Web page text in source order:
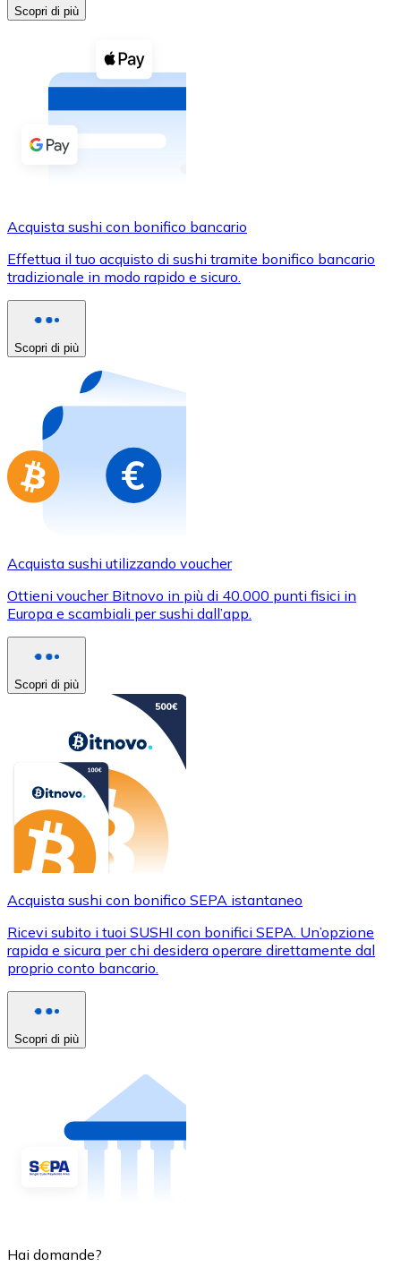
Vedi tutto
Buoni cripto
Acquista criptovalute in contanti e altri mezzi di
Acquista con contanti
Bonifico SEPA
Usa le carte Visa e Mastercard per acquistare
Acquista con carta
Acquista gift card dei tuoi marchi preferiti con
Vai al negozio di carte regalo
Scopri di più
Acquista sushi con bonifico bancario
Effettua il tuo acquisto di sushi tramite bonifico bancario
tradizionale in modo rapido e sicuro.
Scopri di più
Acquista sushi utilizzando voucher
Ottieni voucher Bitnovo in più di 40.000 punti fisici in
Europa e scambiali per sushi dall’app.
Scopri di più
Acquista sushi con bonifico SEPA istantaneo
Ricevi subito i tuoi SUSHI con bonifici SEPA. Un’opzione
rapida e sicura per chi desidera operare direttamente dal
proprio conto bancario.
Scopri di più
Hai domande?